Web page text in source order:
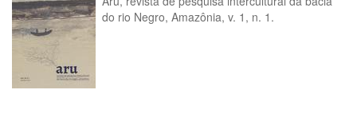
do rio Negro, Amazônia, v. 1, n. 1.